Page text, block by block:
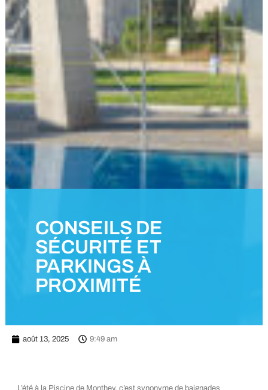
CONSEILS DE
SÉCURITÉ ET
PARKINGS À
PROXIMITÉ
août 13, 2025 9:49 am
L’été à la Piscine de Monthey, c’est synonyme de baignades